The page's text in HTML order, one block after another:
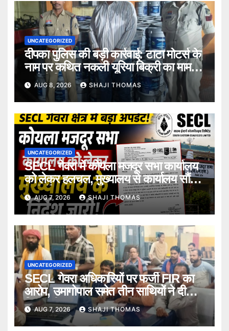
UNCATEGORIZED
दीपका पुलिस की बड़ी कार्रवाई: टाटा मोटर्स के
नाम पर कथित नकली यूरिया बिक्री का मामला,
आरोपी गिरफ्तार।
AUG 8, 2026 SHAJI THOMAS
UNCATEGORIZED
SECL गेवरा में कोयला मजदूर सभा कार्यालय
को लेकर हलचल, मुख्यालय से कार्यालय सौंपने
के निर्देश।
AUG 7, 2026 SHAJI THOMAS
UNCATEGORIZED
SECL गेवरा अधिकारियों पर फर्जी FIR का
आरोप, उमागोपाल समेत तीन साथियों ने दी
गिरफ्तारी।
AUG 7, 2026 SHAJI THOMAS